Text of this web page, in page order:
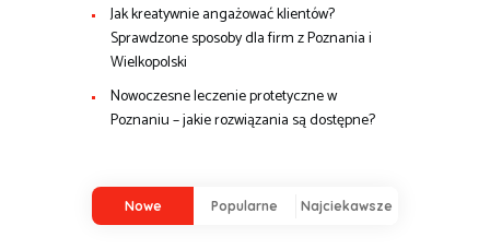
Jak kreatywnie angażować klientów?
Sprawdzone sposoby dla firm z Poznania i
Wielkopolski
Nowoczesne leczenie protetyczne w
Poznaniu – jakie rozwiązania są dostępne?
Nowe Popularne Najciekawsze